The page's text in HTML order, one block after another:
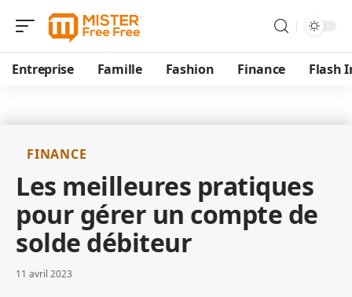
Entreprise Famille Fashion Finance Flash
FINANCE
Les meilleures pratiques
pour gérer un compte de
solde débiteur
11 avril 2023